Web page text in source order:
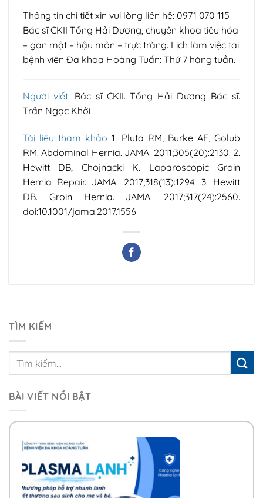
Thông tin chi tiết xin vui lòng liên hệ: 0971 070 115
Bác sĩ CKII Tống Hải Dương, chuyên khoa tiêu hóa
– gan mật – hậu môn – trực tràng. Lịch làm việc tại
bệnh viện Đa khoa Hoàng Tuấn: Thứ 7 hàng tuần.
Người viết: Bác sĩ CKII. Tống Hải Dương Bác sĩ.
Trần Ngọc Khởi
Tài liệu tham khảo1. Pluta RM, Burke AE, Golub
RM. Abdominal Hernia. JAMA. 2011;305(20):2130. 2.
Hewitt DB, Chojnacki K. Laparoscopic Groin
Hernia Repair. JAMA. 2017;318(13):1294. 3. Hewitt
DB. Groin Hernia. JAMA. 2017;317(24):2560.
doi:10.1001/jama.2017.1556
TÌM KIẾM
BÀI VIẾT NỔI BẬT